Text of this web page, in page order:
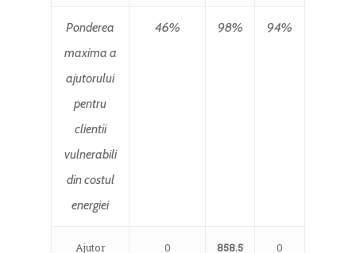
Ponderea
maxima a
ajutorului
pentru
clientii
vulnerabili
din costul
energiei
46% 98% 94%
Ajutor
0 858.5 0